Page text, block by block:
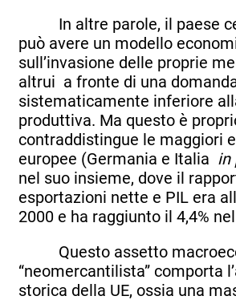
In altre parole, il paese
può avere un modello
sull’invasione delle proprie
altrui a fronte di una
sistematicamente inferiore
produttiva. Ma questo è
contraddistingue le maggiori
europee (Germania e Italia in
nel suo insieme, dove il
esportazioni nette e PIL era
2000 e ha raggiunto il 4,4%
Questo assetto
“neomercantilista” comporta
storica della UE, ossia una